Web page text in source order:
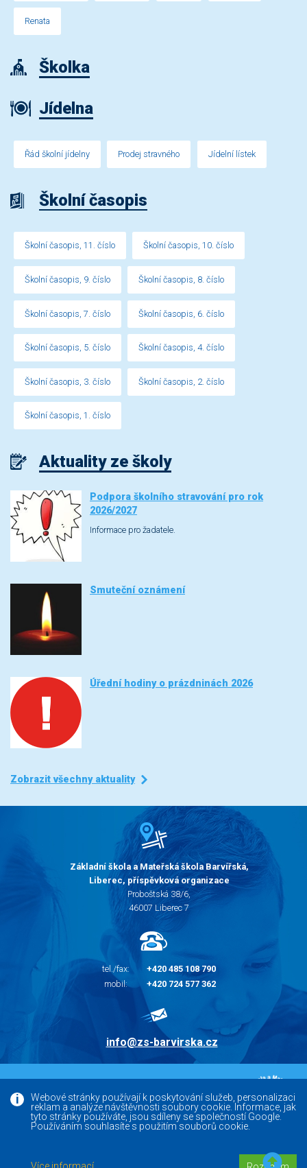
Webové stránky používají k poskytování služeb, personalizaci
reklam a analýze návštěvnosti soubory cookie. Informace, jak
tyto stránky používáte, jsou sdíleny se společností Google.
Používáním souhlasíte s použitím souborů cookie.
Renata
Školka
Jídelna
Řád školní jídelny Prodej stravného Jídelní lístek
Školní časopis
Školní časopis, 11. číslo Školní časopis, 10. číslo
Školní časopis, 9. číslo Školní časopis, 8. číslo
Školní časopis, 7. číslo Školní časopis, 6. číslo
Školní časopis, 5. číslo Školní časopis, 4. číslo
Školní časopis, 3. číslo Školní časopis, 2. číslo
Školní časopis, 1. číslo
Aktuality ze školy
Podpora školního stravování pro rok
2026/2027
Informace pro žadatele.
Smuteční oznámení
Úřední hodiny o prázdninách 2026
Zobrazit všechny aktuality
Základní škola a Mateřská škola Barvířská,
Liberec, příspěvková organizace
Proboštská 38/6,
46007 Liberec 7
tel./fax:
+420 485 108 790
mobil:
+420 724 577 362
info@zs-barvirska.cz
Facebook
Versoft.cz - tvorba www webových stránek, internetových